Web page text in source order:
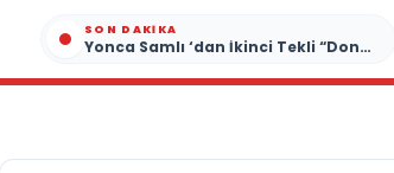
SON DAKIKA
Yonca Samlı ‘dan İkinci Tekli “Donacaksın Sevgilim “ yayımlandı